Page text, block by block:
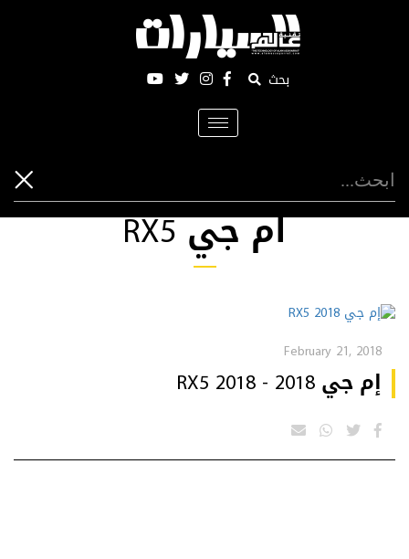
بحث
Toggle
navigation
ام جي RX5
February 21, 2018
إم جي RX5 2018 - 2018